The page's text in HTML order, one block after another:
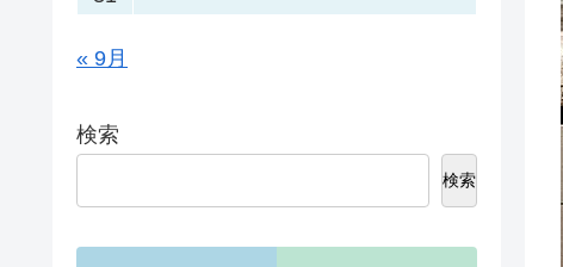
« 9月
検索
検索